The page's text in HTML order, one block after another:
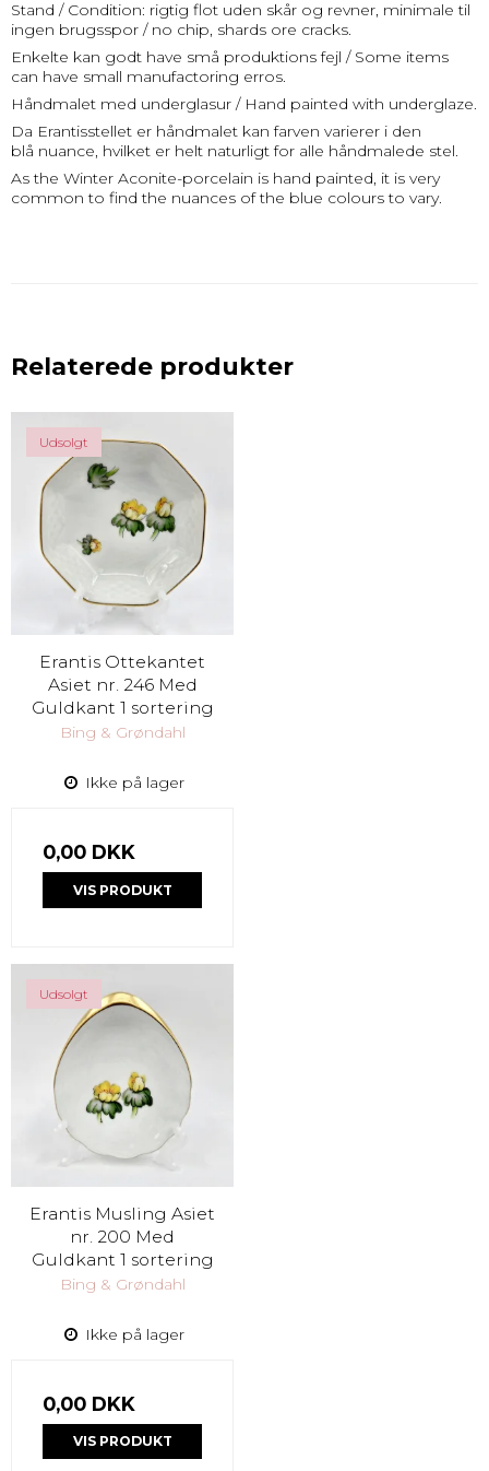
Stand / Condition: rigtig flot uden skår og revner, minimale til
ingen brugsspor / no chip, shards ore cracks.
Enkelte kan godt have små produktions fejl / Some items
can have small manufactoring erros.
Håndmalet med underglasur / Hand painted with underglaze.
Da Erantisstellet er håndmalet kan farven varierer i den
blå nuance, hvilket er helt naturligt for alle håndmalede stel.
As the Winter Aconite-porcelain is hand painted, it is very
common to find the nuances of the blue colours to vary.
Relaterede produkter
Udsolgt
Erantis Ottekantet
Asiet nr. 246 Med
Guldkant 1 sortering
Bing & Grøndahl
Ikke på lager
0,00 DKK
VIS PRODUKT
Udsolgt
Erantis Musling Asiet
nr. 200 Med
Guldkant 1 sortering
Bing & Grøndahl
Ikke på lager
0,00 DKK
VIS PRODUKT